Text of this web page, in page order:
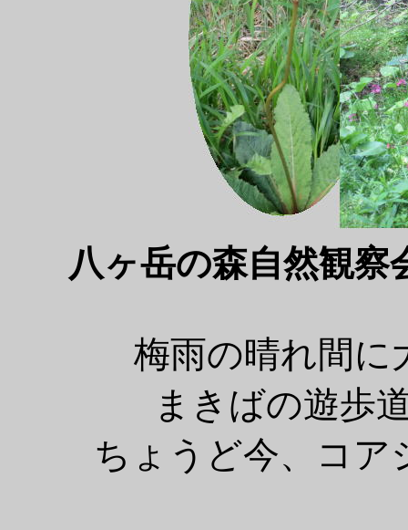
八ヶ岳の森自然観
梅雨の晴れ間に
まきばの遊歩
ちょうど今、コア